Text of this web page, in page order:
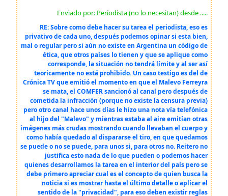
Enviado por: Periodista (no lo necesitan) desde .....
RE: Sobre como debe hacer su tarea el periodista, eso es
privativo de cada uno, después podemos opinar si esta bien,
mal o regular pero si aún no existe en Argentina un código de
ética, que otros países lo tienen y que se aplique como
corresponde, la situación no tendrá límite y al ser así
teoricamente no está prohibido. Un caso testigo es del de
Crónica TV que emitió el momento en que el Malevo Ferreyra
se mata, el COMFER sancionó al canal pero después de
cometida la infracción (porque no existe la censura previa)
pero otro canal hace unos días le hizo una nota vía telefónica
al hijo del "Malevo" y mientras estaba al aire emitían otras
imágenes más crudas mostrando cuando llevaban el cuerpo y
como había quedado al dispararse el tiro, en que quedamos
se puede o no se puede, para unos si, para otros no. Reitero no
justifica esto nada de lo que pueden o podemos hacer
quienes desarrollamos la tarea en el interior del país pero se
debe primero apreciar cual es el concepto de quien busca la
noticia si es mostrar hasta el último detalle o aplicar el
sentido de la "privacidad", para eso deben existir reglas